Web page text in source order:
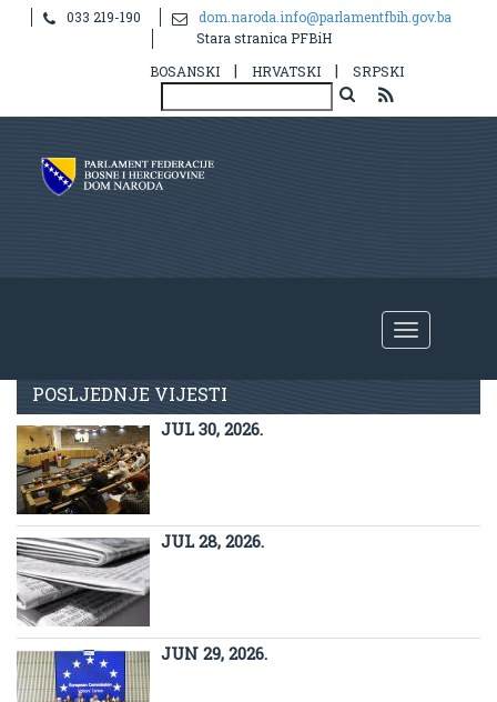
033 219-190
dom.naroda.info@parlamentfbih.gov.ba
Stara stranica PFBiH
BOSANSKI
| HRVATSKI | SRPSKI
POSLJEDNJE VIJESTI
JUL 30, 2026.
JUL 28, 2026.
JUN 29, 2026.